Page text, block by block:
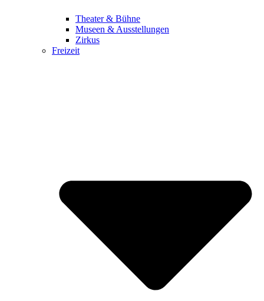
Theater & Bühne
Museen & Ausstellungen
Zirkus
Freizeit